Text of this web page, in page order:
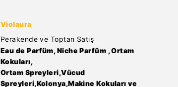
Violaura
Perakende ve Toptan Satış
Eau de Parfüm, Niche Parfüm , Ortam
Kokuları,
Ortam Spreyleri,Vücud
Spreyleri,Kolonya,Makine Kokuları ve